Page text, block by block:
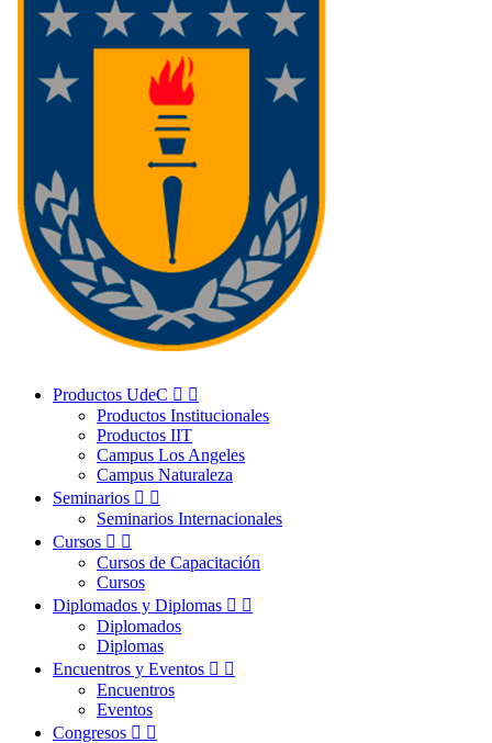
Productos UdeC  
Productos Institucionales
Productos IIT
Campus Los Angeles
Campus Naturaleza
Seminarios  
Seminarios Internacionales
Cursos  
Cursos de Capacitación
Cursos
Diplomados y Diplomas  
Diplomados
Diplomas
Encuentros y Eventos  
Encuentros
Eventos
Congresos  